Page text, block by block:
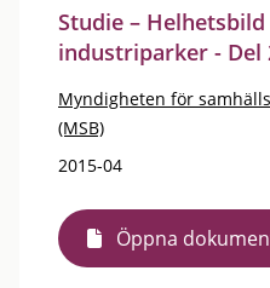
Studie –
industriparker - Del
Myndigheten för
(MSB)
2015-04
Öppna